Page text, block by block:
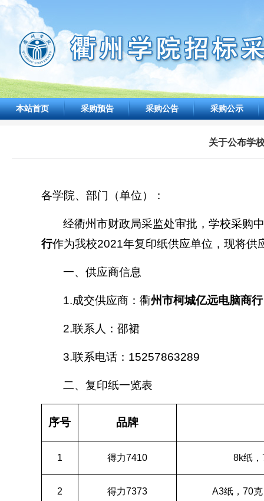
本站首页 采购预告 采购公告 采购公示
关于公布学
各学院、部门（单位）：
经衢州市财政局采监处审批，学校采购
行作为我校2021年复印纸供应单位，现将供
一、供应商信息
1.成交供应商：衢州市柯城亿远电脑商行
2.联系人：邵裙
3.联系电话： 15257863289
二、复印纸一览表
序号 品牌
1 得力7410 8k纸，
2 得力7373 A3纸，70